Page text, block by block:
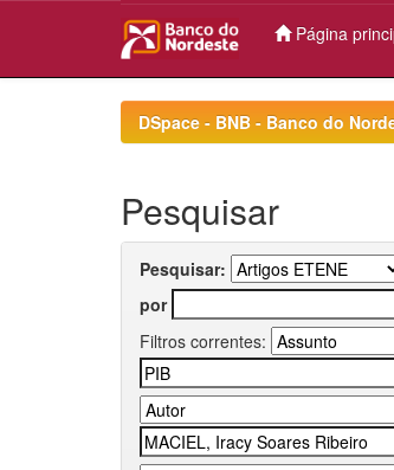
Página
DSpace - BNB - Banco do
Pesquisar
Pesquisar:
por
Filtros correntes: